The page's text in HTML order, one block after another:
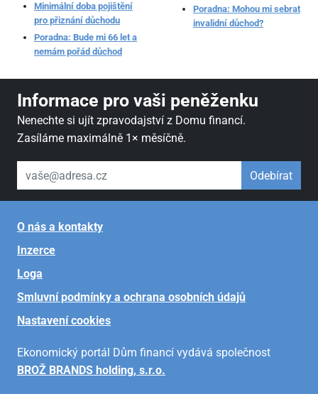
Minimální doba pojištění
pro přiznání důchodu
Poradna: Bude mi 66 let a
nemám pořád důchod
Poradna: Mohou mi sebrat
invalidní důchod?
Informace pro vaši peněženku
Nenechte si ujít zpravodajství z Domu financí.
Zasíláme maximálně 1× měsíčně.
váš email Odebírat
O nás a kontakty
Inzerce
Loga
Smluvní podmínky a ochrana osobních údajů
Nastavení cookies
Ekonomický portál Dům financí vydává společnost
BROŽ BRANDS holding, s.r.o.